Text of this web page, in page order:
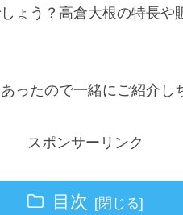
ょう？高倉大根の特長や
ったので一緒にご紹介し
スポンサーリンク
目次